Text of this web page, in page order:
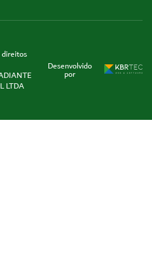
direitos
LTDA
Desenvolvido
por